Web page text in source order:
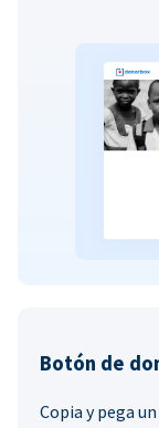
Botón de
Copia y pega